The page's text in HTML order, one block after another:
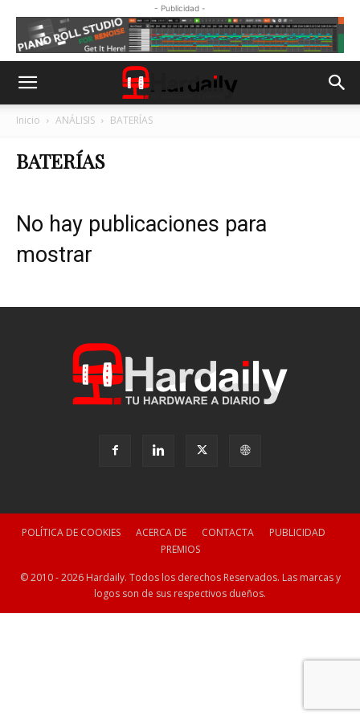
- Publicidad -
Inicio ANÁLISIS BATERÍAS
BATERÍAS
No hay publicaciones para
mostrar
POLÍTICA DE COOKIES ACERCA DE CONTACTA
PUBLICIDAD
PREMIOS
© 2010 - 2026 Hardaily. Todos los derechos Reservados. Las marcas y
logos son de sus respectivos dueños.